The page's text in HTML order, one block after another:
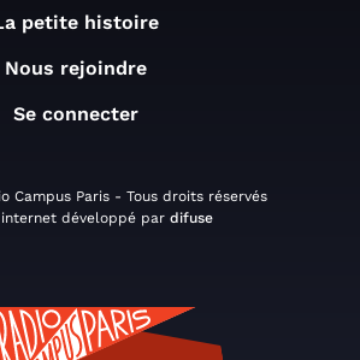
petite histoire
Nous rejoindre
Se connecter
Campus Paris - Tous droits réservés
développé par difuse